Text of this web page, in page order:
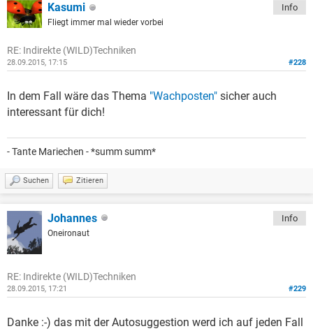
Kasumi
Fliegt immer mal wieder vorbei
Info
RE: Indirekte (WILD)Techniken
#228
28.09.2015, 17:15
In dem Fall wäre das Thema "Wachposten" sicher auch
interessant für dich!
- Tante Mariechen - *summ summ*
Suchen Zitieren
Johannes
Oneironaut
Info
RE: Indirekte (WILD)Techniken
#229
28.09.2015, 17:21
Danke :-) das mit der Autosuggestion werd ich auf jeden Fall